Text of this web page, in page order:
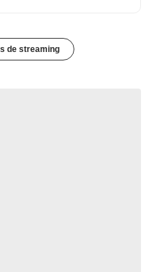
de streaming